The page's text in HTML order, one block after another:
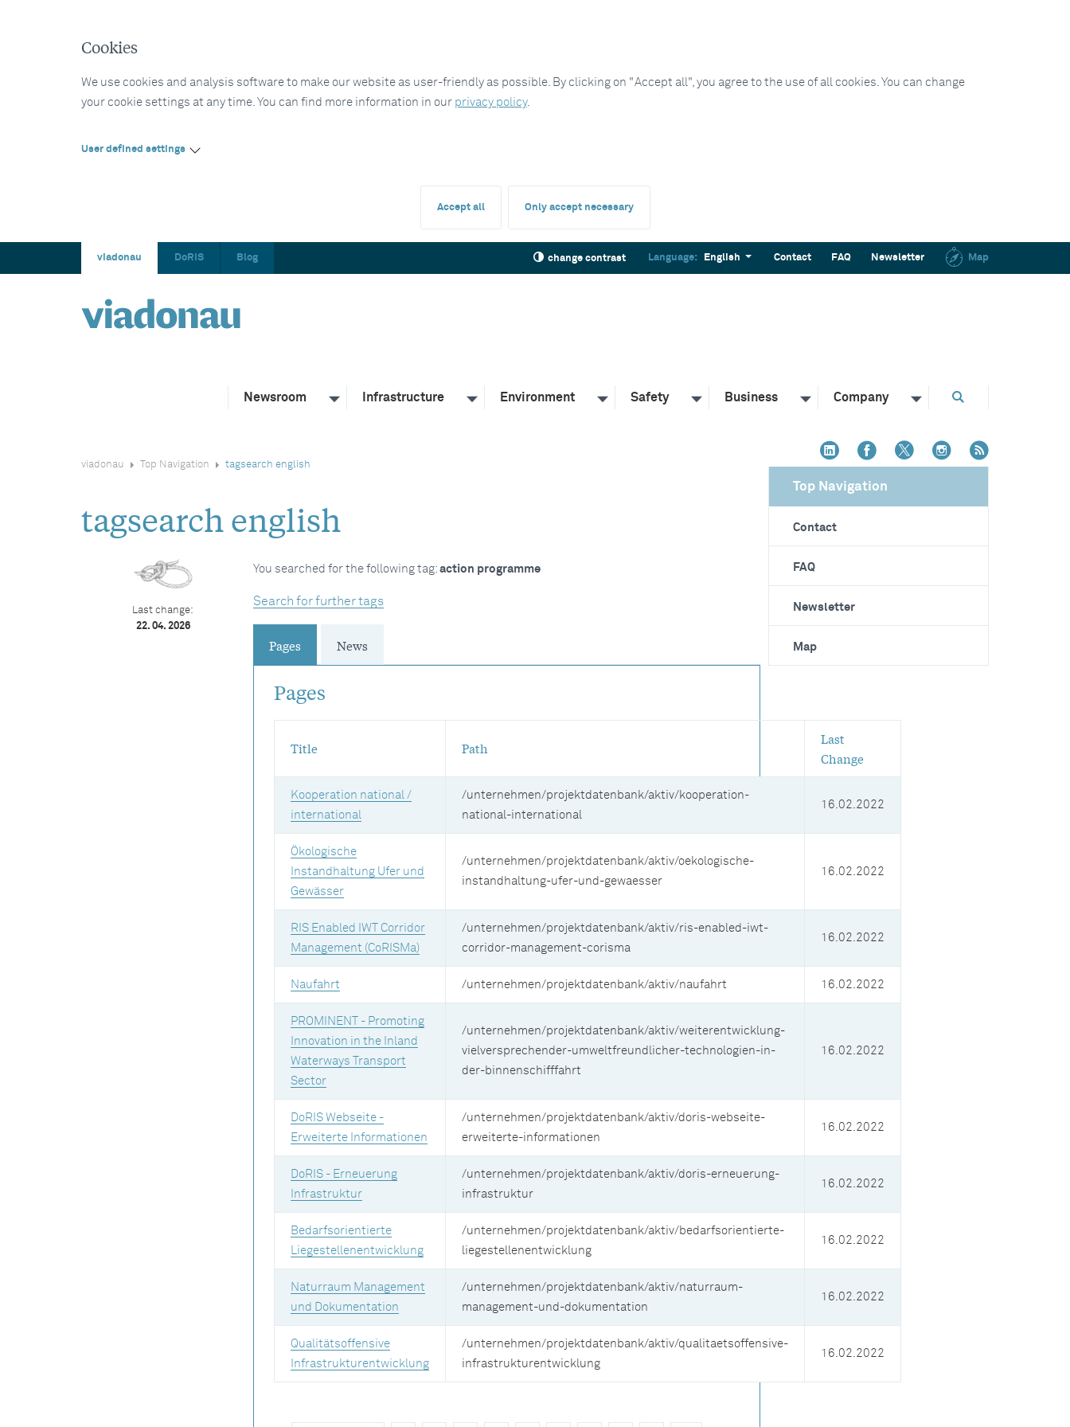
Cookies
We use cookies and analysis software to make our website as user-friendly as possible. By clicking on "Accept all", you agree to the use of all cookies. You can change
your cookie settings at any time. You can find more information in our privacy policy.
User defined settings
Accept all Only accept necessary
viadonau DoRIS Blog change contrast Language: English Contact FAQ Newsletter Map
Newsroom Infrastructure Environment Safety Business Company
viadonau Top Navigation tagsearch english
tagsearch english
You searched for the following tag: action programme
Search for further tags
Pages News
Pages
Title Path
Last
Change
Kooperation national /
international
/unternehmen/projektdatenbank/aktiv/kooperation-
national-international
16.02.2022
Ökologische
Instandhaltung Ufer und
Gewässer
/unternehmen/projektdatenbank/aktiv/oekologische-
instandhaltung-ufer-und-gewaesser
16.02.2022
RIS Enabled IWT Corridor
Management (CoRISMa)
/unternehmen/projektdatenbank/aktiv/ris-enabled-iwt-
corridor-management-corisma
16.02.2022
Naufahrt /unternehmen/projektdatenbank/aktiv/naufahrt 16.02.2022
PROMINENT - Promoting
Innovation in the Inland
Waterways Transport
Sector
/unternehmen/projektdatenbank/aktiv/weiterentwicklung-
vielversprechender-umweltfreundlicher-technologien-in-
der-binnenschifffahrt
16.02.2022
DoRIS Webseite -
Erweiterte Informationen
/unternehmen/projektdatenbank/aktiv/doris-webseite-
erweiterte-informationen
16.02.2022
DoRIS - Erneuerung
Infrastruktur
/unternehmen/projektdatenbank/aktiv/doris-erneuerung-
infrastruktur
16.02.2022
Bedarfsorientierte
Liegestellenentwicklung
/unternehmen/projektdatenbank/aktiv/bedarfsorientierte-
liegestellenentwicklung
16.02.2022
Naturraum Management
und Dokumentation
/unternehmen/projektdatenbank/aktiv/naturraum-
management-und-dokumentation
16.02.2022
Qualitätsoffensive
Infrastrukturentwicklung
/unternehmen/projektdatenbank/aktiv/qualitaetsoffensive-
infrastrukturentwicklung
16.02.2022
Last change:
22. 04. 2026
Top Navigation
Contact
FAQ
Newsletter
Map